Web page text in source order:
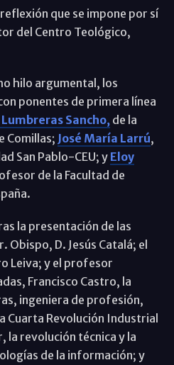
que se impone por sí
del Centro Teológico,
hilo argumental, los
ponentes de primera línea
Lumbreras Sancho,de la
Comillas; José María Larrú,
San Pablo-CEU; y Eloy
de la Facultad de
la presentación de las
D. Jesús Catalá; el
Leiva; y el profesor
Francisco Castro, la
ingeniera de profesión,
Cuarta Revolución Industrial
la revolución técnica y la
de la información; y